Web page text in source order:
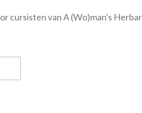
cursisten van A (Wo)man's